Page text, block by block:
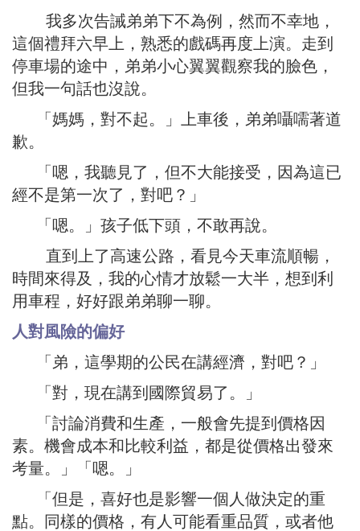
我多次告誡弟弟下不為例，然而不幸地，
這個禮拜六早上，熟悉的戲碼再度上演。走到
停車場的途中，弟弟小心翼翼觀察我的臉色，
但我一句話也沒說。
「媽媽，對不起。」上車後，弟弟囁嚅著道
歉。
「嗯，我聽見了，但不大能接受，因為這已
經不是第一次了，對吧？」
「嗯。」孩子低下頭，不敢再說。
直到上了高速公路，看見今天車流順暢，
時間來得及，我的心情才放鬆一大半，想到利
用車程，好好跟弟弟聊一聊。
人對風險的偏好
「弟，這學期的公民在講經濟，對吧？」
「對，現在講到國際貿易了。」
「討論消費和生產，一般會先提到價格因
素。機會成本和比較利益，都是從價格出發來
考量。」「嗯。」
「但是，喜好也是影響一個人做決定的重
點。同樣的價格，有人可能看重品質，或者他